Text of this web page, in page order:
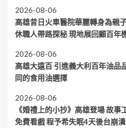
2026-08-06
高雄昔日火車醫院華麗轉身為親
休職人帶路探秘 現地展回顧百年
2026-08-06
高雄大遠百 引進義大利百年油品
同的食用油選擇
2026-08-06
《婚禮上的小抄》高雄登場 故
免費看戲 程予希失眠4天後台崩